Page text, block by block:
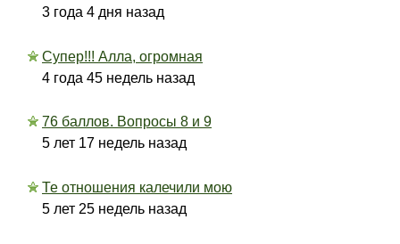
3 года 4 дня назад
Супер!!! Алла, огромная
4 года 45 недель назад
76 баллов. Вопросы 8 и 9
5 лет 17 недель назад
Те отношения калечили мою
5 лет 25 недель назад